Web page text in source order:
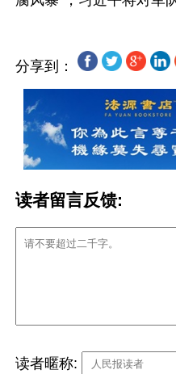
分享到：
读者留言反馈:
读者暱称: